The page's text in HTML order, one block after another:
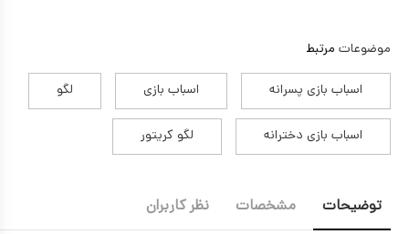
موضوعات مرتبط
اسباب بازی پسرانه اسباب بازی لگو
اسباب بازی دخترانه لگو کریتور
توضیحات مشخصات نظر کاربران